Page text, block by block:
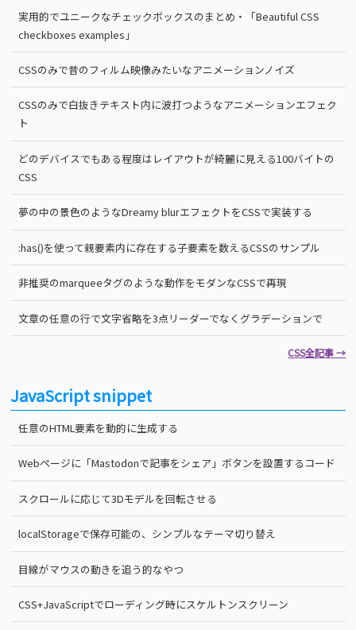
実用的でユニークなチェックボックスのまとめ・「Beautiful CSS
checkboxes examples」
CSSのみで昔のフィルム映像みたいなアニメーションノイズ
CSSのみで白抜きテキスト内に波打つようなアニメーションエフェク
ト
どのデバイスでもある程度はレイアウトが綺麗に見える100バイトの
CSS
夢の中の景色のようなDreamy blurエフェクトをCSSで実装する
:has()を使って親要素内に存在する子要素を数えるCSSのサンプル
非推奨のmarqueeタグのような動作をモダンなCSSで再現
文章の任意の行で文字省略を3点リーダーでなくグラデーションで
CSS全記事 →
JavaScript snippet
任意のHTML要素を動的に生成する
Webページに「Mastodonで記事をシェア」ボタンを設置するコード
スクロールに応じて3Dモデルを回転させる
localStorageで保存可能の、シンプルなテーマ切り替え
目線がマウスの動きを追う的なやつ
CSS+JavaScriptでローディング時にスケルトンスクリーン